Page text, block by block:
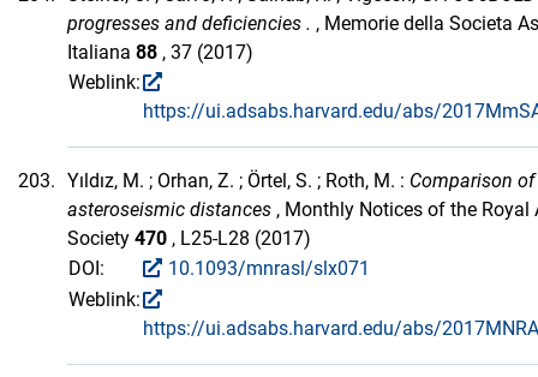
progresses and deficiencies . , Memorie della Societa
Italiana 88 , 37 (2017)
Weblink:
https://ui.adsabs.harvard.edu/abs/
203. Yıldız, M. ; Orhan, Z. ; Örtel, S. ; Roth, M. : Comparison
asteroseismic distances , Monthly Notices of the Royal
Society 470 , L25-L28 (2017)
DOI:
10.1093/mnrasl/slx071
Weblink:
https://ui.adsabs.harvard.edu/abs/